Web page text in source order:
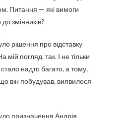
Питання — які вимоги
змінників?
рішення про відставку
мій погляд, так. І не тільки
надто багато, а тому,
він побудував, виявилося
призначення Андрія